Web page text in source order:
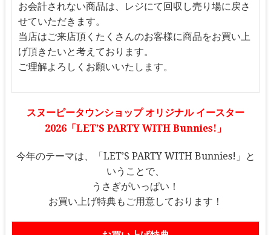
お会計されない商品は、レジにて回収し売り場に戻さ
せていただきます。
当店はご来店頂くたくさんのお客様に商品をお買い上
げ頂きたいと考えております。
ご理解よろしくお願いいたします。
スヌーピータウンショップ オリジナル イースター
2026「LET’S PARTY WITH Bunnies!」
今年のテーマは、「LET’S PARTY WITH Bunnies!」と
いうことで、
うさぎがいっぱい！
お買い上げ特典もご用意しております！